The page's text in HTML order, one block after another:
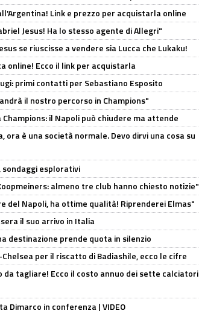
Link e prezzo per acquistarla online
Jesus! Ha lo stesso agente di Allegri"
se riuscisse a vendere sia Lucca che Lukaku!
online! Ecco il link per acquistarla
primi contatti per Sebastiano Esposito
il nostro percorso in Champions"
il Napoli può chiudere ma attende
ora è una società normale. Devo dirvi una cosa su
sondaggi esplorativi
almeno tre club hanno chiesto notizie"
del Napoli, ha ottime qualità! Riprenderei Elmas"
il suo arrivo in Italia
destinazione prende quota in silenzio
per il riscatto di Badiashile, ecco le cifre
da tagliare! Ecco il costo annuo dei sette calciatori
Dimarco in conferenza | VIDEO